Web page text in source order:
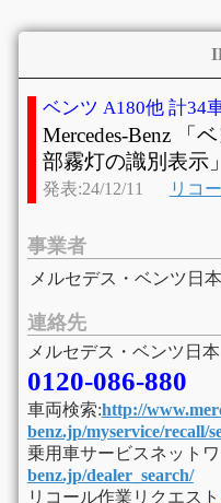
ベンツ A180他 計34
Mercedes-Benz 「
部霧灯の識別表示」
発表:24/12/11 リコ
事業者
メルセデス・ベンツ日
連絡先
メルセデス・ベンツ日本
0120-086-880
車両検索:http://
benz.jp/myservice/recall/
乗用車サービスネット
benz.jp/dealer_search/
リコール作業リクエス